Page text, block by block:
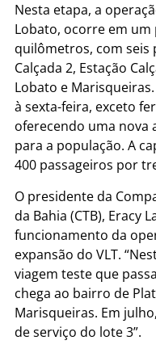
Nesta etapa, a
Lobato, ocorre em
quilômetros, com seis
Calçada 2, Estação
Lobato e
à sexta-feira, exceto
oferecendo uma nova
para a população. A
400 passageiros por
O presidente da
da Bahia (CTB), Eracy
funcionamento da
expansão do VLT.
viagem teste que
chega ao bairro de
Marisqueiras. Em
de serviço do lote 3”.